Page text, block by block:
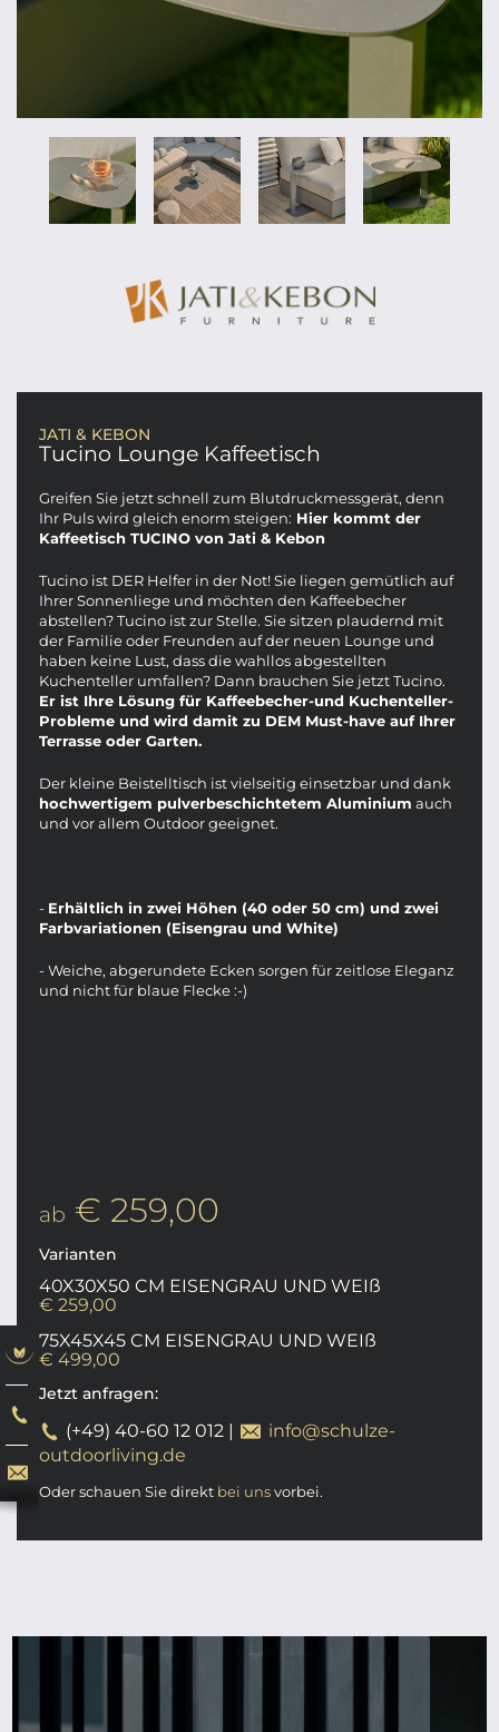
JATI & KEBON
Tucino Lounge Kaffeetisch
Greifen Sie jetzt schnell zum Blutdruckmessgerät, denn
Ihr Puls wird gleich enorm steigen: Hier kommt der
Kaffeetisch TUCINO von Jati & Kebon
Tucino ist DER Helfer in der Not! Sie liegen gemütlich auf
Ihrer Sonnenliege und möchten den Kaffeebecher
abstellen? Tucino ist zur Stelle. Sie sitzen plaudernd mit
der Familie oder Freunden auf der neuen Lounge und
haben keine Lust, dass die wahllos abgestellten
Kuchenteller umfallen? Dann brauchen Sie jetzt Tucino.
Er ist Ihre Lösung für Kaffeebecher-und Kuchenteller-
Probleme und wird damit zu DEM Must-have auf Ihrer
Terrasse oder Garten.
Der kleine Beistelltisch ist vielseitig einsetzbar und dank
hochwertigem pulverbeschichtetem Aluminium auch
und vor allem Outdoor geeignet.
- Erhältlich in zwei Höhen (40 oder 50 cm) und zwei
Farbvariationen (Eisengrau und White)
- Weiche, abgerundete Ecken sorgen für zeitlose Eleganz
und nicht für blaue Flecke :-)
ab € 259,00
Varianten
40X30X50 CM EISENGRAU UND WEIß
€ 259,00
75X45X45 CM EISENGRAU UND WEIß
€ 499,00
Jetzt anfragen:
(+49) 40-60 12 012 |
info@schulze-
outdoorliving.de
Oder schauen Sie direkt bei unsvorbei.